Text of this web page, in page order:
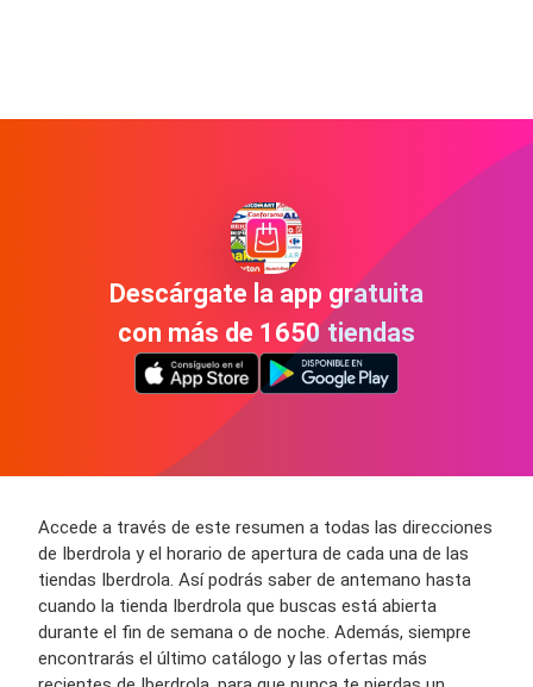
Descárgate la app gratuita
con más de 1650 tiendas
Accede a través de este resumen a todas las direcciones
de Iberdrola y el horario de apertura de cada una de las
tiendas Iberdrola. Así podrás saber de antemano hasta
cuando la tienda Iberdrola que buscas está abierta
durante el fin de semana o de noche. Además, siempre
encontrarás el último catálogo y las ofertas más